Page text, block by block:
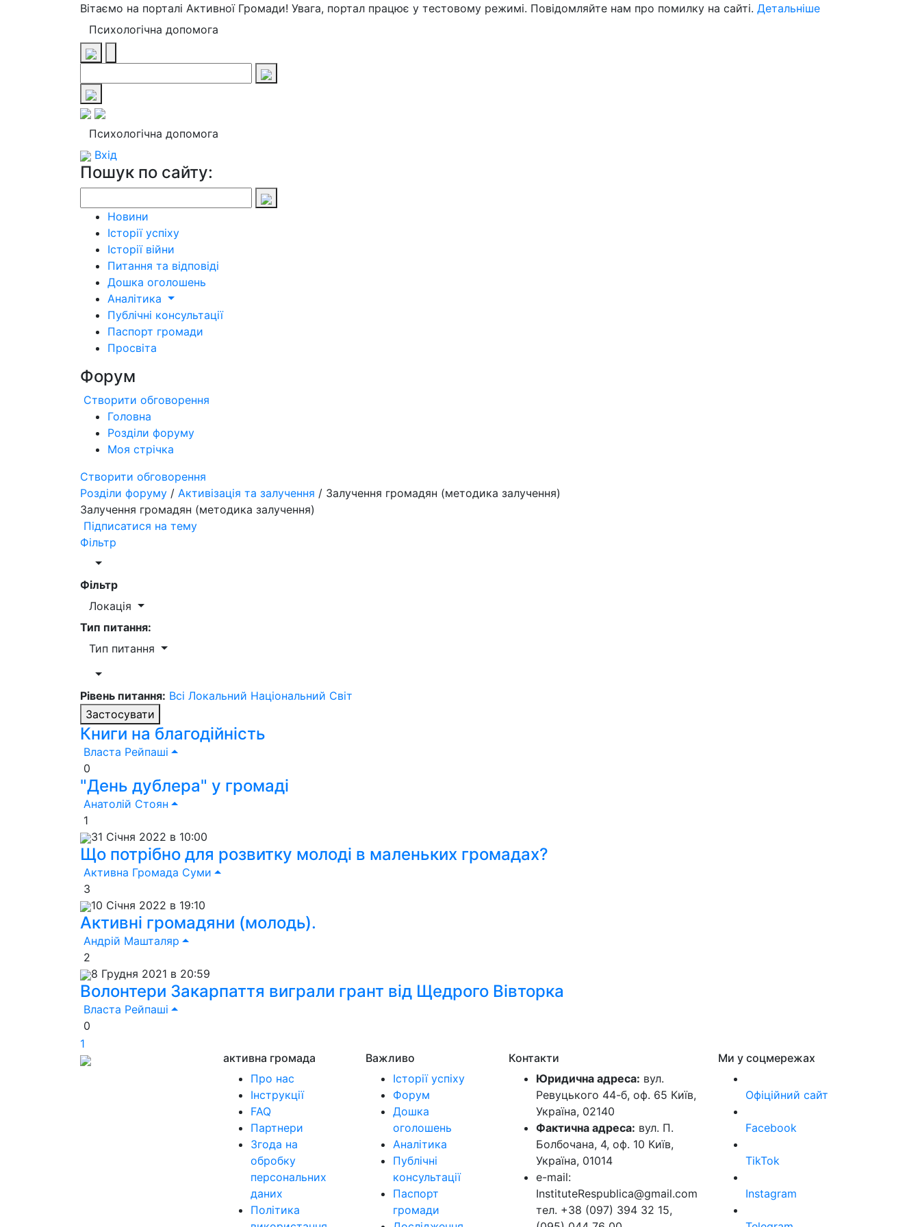
Вітаємо на порталі Активної Громади! Увага, портал працює у тестовому режимі. Повідомляйте нам про помилку на сайті. Детальніше
Психологічна допомога
Психологічна допомога
Вхід
Пошук по сайту:
Новини
Історії успіху
Історії війни
Питання та відповіді
Дошка оголошень
Аналітика
Публічні консультації
Паспорт громади
Просвіта
Форум
Створити обговорення
Головна
Розділи форуму
Моя стрічка
Створити обговорення
Розділи форуму / Активізація та залучення / Залучення громадян (методика залучення)
Залучення громадян (методика залучення)
Підписатися на тему
Фільтр
Фільтр
Локація
Тип питання:
Тип питання
Рівень питання: Всі Локальний Національний Світ
Застосувати
Книги на благодійність
Власта Рейпаші
0
"День дублера" у громаді
Анатолій Стоян
1
31 Січня 2022 в 10:00
Що потрібно для розвитку молоді в маленьких громадах?
Активна Громада Суми
3
10 Січня 2022 в 19:10
Активні громадяни (молодь).
Андрій Машталяр
2
8 Грудня 2021 в 20:59
Волонтери Закарпаття виграли грант від Щедрого Вівторка
Власта Рейпаші
0
1
активна громада
Про нас
Інструкції
FAQ
Партнери
Згода на
обробку
персональних
даних
Політика
Важливо
Історії успіху
Форум
Дошка
оголошень
Аналітика
Публічні
консультації
Паспорт
громади
Контакти
Юридична адреса: вул.
Ревуцького 44-б, оф. 65 Київ,
Україна, 02140
Фактична адреса: вул. П.
Болбочана, 4, оф. 10 Київ,
Україна, 01014
e-mail:
InstituteRespublica@gmail.com
тел. +38 (097) 394 32 15,
Ми у соцмережах
Офіційний сайт
Facebook
TikTok
Instagram